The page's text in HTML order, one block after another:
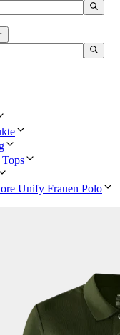
Unify Frauen Polo